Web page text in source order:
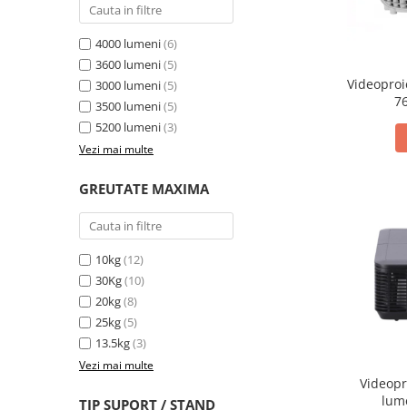
Videoproiectoare si Accesorii
Videoproiectoare
Videoconferinta si Colaborare
Camere Videoconferinta
Tehnologie Educationala
Ochelari VR-3D
Software Educational
Oferta Mobilier Clasa
Table/Display-uri Interactive
Table Interactive
Display-uri Interactive
Accesorii/Standuri
4000 lumeni(6)
3600 lumeni(5)
3000 lumeni(5)
3500 lumeni(5)
5200 lumeni(3)
Vezi mai multe
GREUTATE MAXIMA
10kg(12)
30Kg(10)
20kg(8)
25kg(5)
13.5kg(3)
Vezi mai multe
TIP SUPORT / STAND